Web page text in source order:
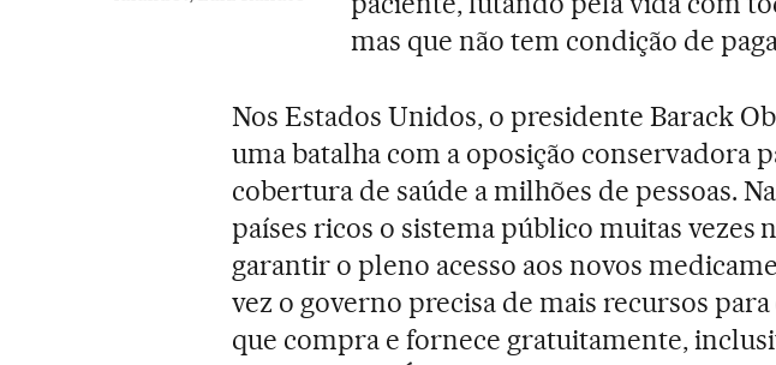
mas que não tem condição de
Nos Estados Unidos, o presidente Barack
uma batalha com a oposição conservadora
cobertura de saúde a milhões de pessoas.
países ricos o sistema público muitas vezes
garantir o pleno acesso aos novos
vez o governo precisa de mais recursos
que compra e fornece gratuitamente,